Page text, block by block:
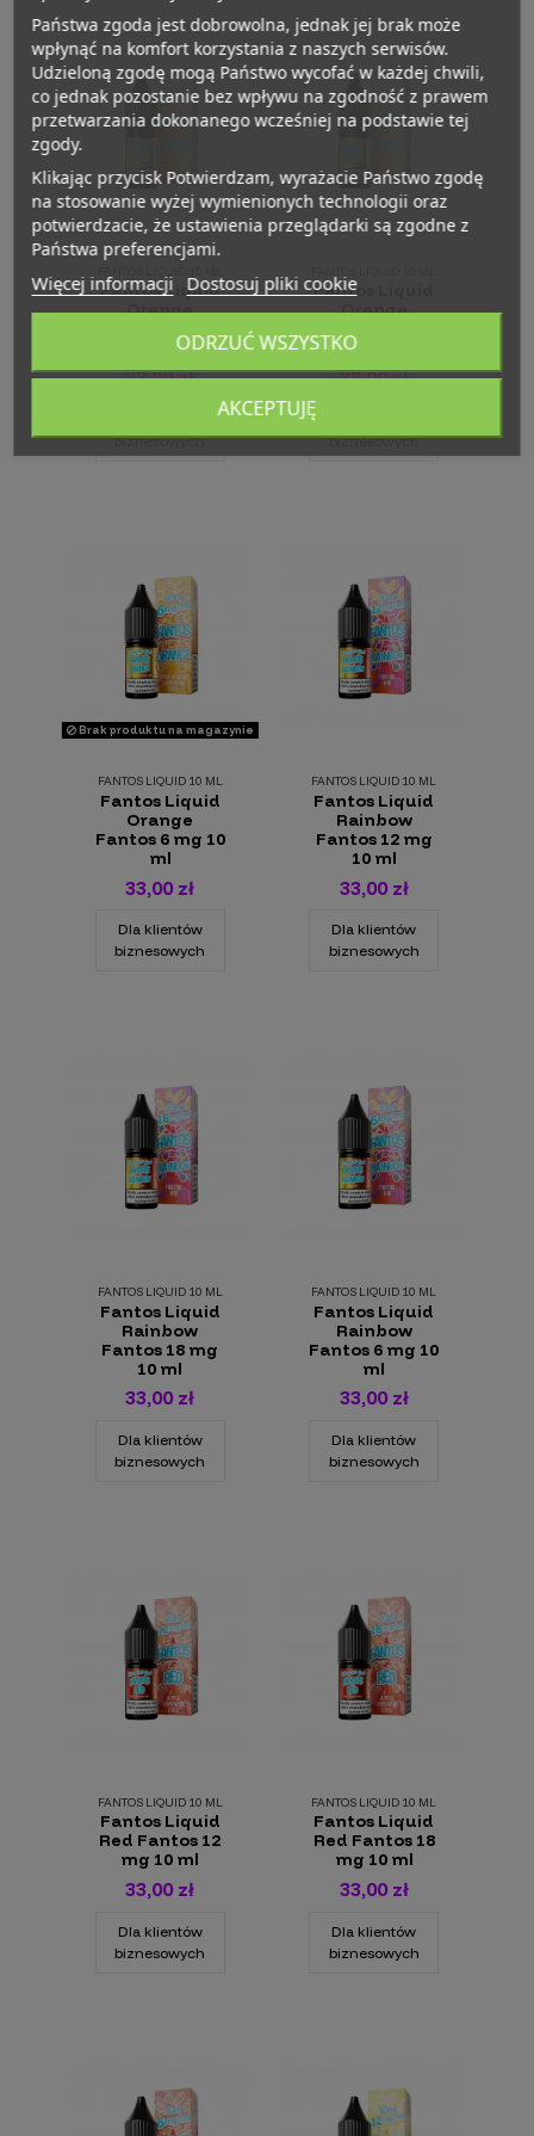
Fantos Liquid
Orange
10 ml
33,00 zł
biznesowych
Fantos Liquid
Orange
10 ml
33,00 zł
biznesowych
Brak produktu na magazynie
FANTOS LIQUID 10 ML
Fantos Liquid
Orange
Fantos 6 mg 10
ml
33,00 zł
Dla klientów
biznesowych
FANTOS LIQUID 10 ML
Fantos Liquid
Rainbow
Fantos 12 mg
10 ml
33,00 zł
Dla klientów
biznesowych
FANTOS LIQUID 10 ML
Fantos Liquid
Rainbow
Fantos 18 mg
10 ml
33,00 zł
Dla klientów
biznesowych
FANTOS LIQUID 10 ML
Fantos Liquid
Rainbow
Fantos 6 mg 10
ml
33,00 zł
Dla klientów
biznesowych
FANTOS LIQUID 10 ML
Fantos Liquid
Red Fantos 12
mg 10 ml
33,00 zł
Dla klientów
biznesowych
FANTOS LIQUID 10 ML
Fantos Liquid
Red Fantos 18
mg 10 ml
33,00 zł
Dla klientów
biznesowych
Państwa zgoda jest dobrowolna, jednak jej brak może
wpłynąć na komfort korzystania z naszych serwisów.
Udzieloną zgodę mogą Państwo wycofać w każdej chwili,
co jednak pozostanie bez wpływu na zgodność z prawem
przetwarzania dokonanego wcześniej na podstawie tej
zgody.
Klikając przycisk Potwierdzam, wyrażacie Państwo zgodę
na stosowanie wyżej wymienionych technologii oraz
potwierdzacie, że ustawienia przeglądarki są zgodne z
Państwa preferencjami.
Więcej informacji Dostosuj pliki cookie
ODRZUĆ WSZYSTKO
AKCEPTUJĘ